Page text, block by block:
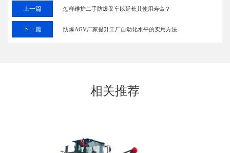
上一篇 怎样维护二手防爆叉车以延长其使用寿命？
下一篇 防爆AGV厂家提升工厂自动化水平的实用方法
相关推荐